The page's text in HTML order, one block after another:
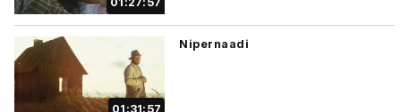
01:31:57
Nipernaadi